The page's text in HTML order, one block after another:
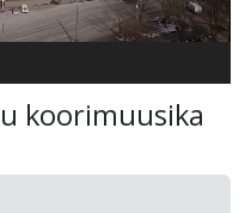
koorimuusika